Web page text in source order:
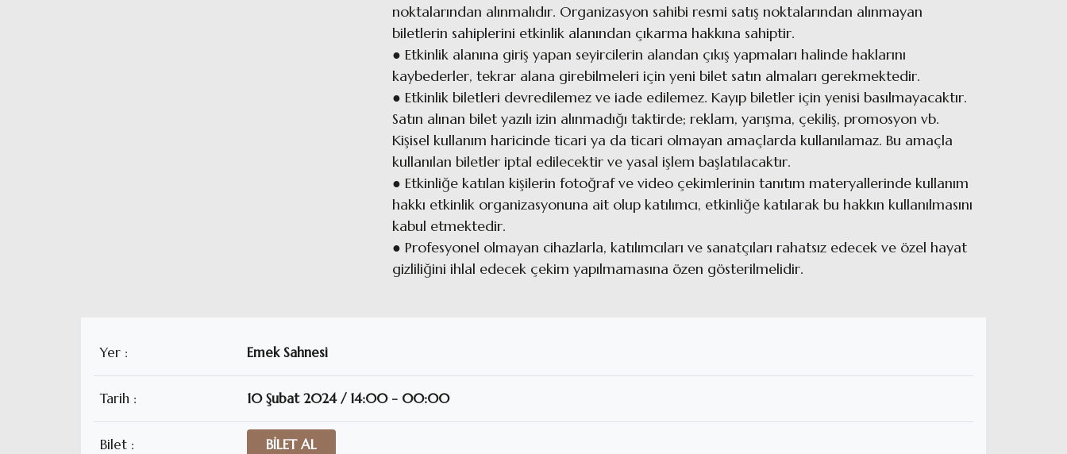
noktalarından alınmalıdır. Organizasyon sahibi resmi satış noktalarından alınmayan
biletlerin sahiplerini etkinlik alanından çıkarma hakkına sahiptir.
● Etkinlik alanına giriş yapan seyircilerin alandan çıkış yapmaları halinde haklarını
kaybederler, tekrar alana girebilmeleri için yeni bilet satın almaları gerekmektedir.
● Etkinlik biletleri devredilemez ve iade edilemez. Kayıp biletler için yenisi basılmayacaktır.
Satın alınan bilet yazılı izin alınmadığı taktirde; reklam, yarışma, çekiliş, promosyon vb.
Kişisel kullanım haricinde ticari ya da ticari olmayan amaçlarda kullanılamaz. Bu amaçla
kullanılan biletler iptal edilecektir ve yasal işlem başlatılacaktır.
● Etkinliğe katılan kişilerin fotoğraf ve video çekimlerinin tanıtım materyallerinde kullanım
hakkı etkinlik organizasyonuna ait olup katılımcı, etkinliğe katılarak bu hakkın kullanılmasını
kabul etmektedir.
● Profesyonel olmayan cihazlarla, katılımcıları ve sanatçıları rahatsız edecek ve özel hayat
gizliliğini ihlal edecek çekim yapılmamasına özen gösterilmelidir.
Yer : Emek Sahnesi
Tarih : 10 Şubat 2024 / 14:00 - 00:00
Bilet : BİLET AL